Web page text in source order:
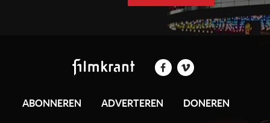
ABONNEREN ADVERTEREN DONEREN